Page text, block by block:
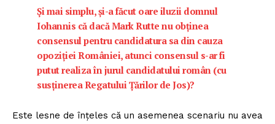
Și mai simplu, și-a făcut oare iluzii domnul
Iohannis că dacă Mark Rutte nu obținea
consensul pentru candidatura sa din cauza
opoziției României, atunci consensul s-ar fi
putut realiza în jurul candidatului român (cu
susținerea Regatului Țărilor de Jos)?
Este lesne de înțeles că un asemenea scenariu nu avea